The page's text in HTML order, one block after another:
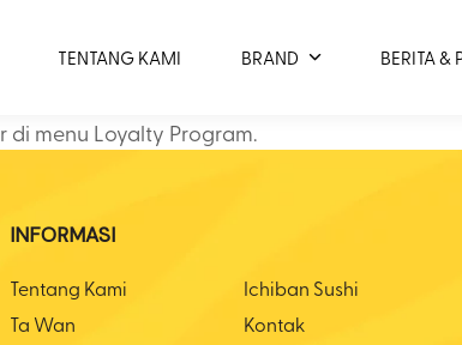
TENTANG KAMI BRAND BERITA &
menu Loyalty Program.
INFORMASI
Tentang Kami
Ichiban Sushi
Ta Wan
Kontak